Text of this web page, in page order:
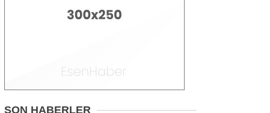
Gündem
SON HABERLER